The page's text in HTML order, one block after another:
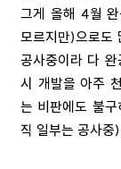
그게 올해 4월
모르지만)으로도
공사중이라 다
시 개발을 아주
는 비판에도 불
직 일부는 공사중